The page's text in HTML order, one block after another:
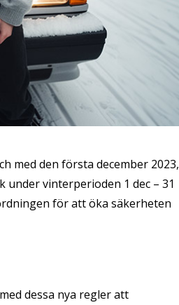
med den första december 2023,
vinterperioden 1 dec – 31
för att öka säkerheten
dessa nya regler att